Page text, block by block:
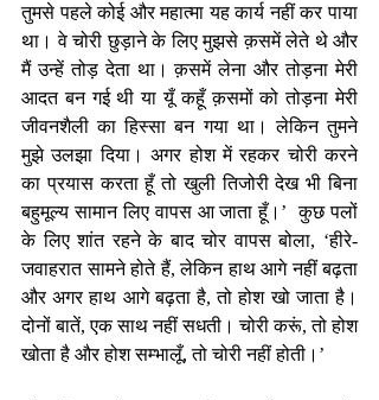
तुमसे पहले कोई और महात्मा यह कार्य नहीं कर पाया
था। वे चोरी छुड़ाने के लिए मुझसे क़समें लेते थे और
मैं उन्हें तोड़ देता था। क़समें लेना और तोड़ना मेरी
आदत बन गई थी या यूँ कहूँ क़समों को तोड़ना मेरी
जीवनशैली का हिस्सा बन गया था। लेकिन तुमने
मुझे उलझा दिया। अगर होश में रहकर चोरी करने
का प्रयास करता हूँ तो खुली तिजोरी देख भी बिना
बहुमूल्य सामान लिए वापस आ जाता हूँ।’  कुछ पलों
के लिए शांत रहने के बाद चोर वापस बोला, ‘हीरे-
जवाहरात सामने होते हैं, लेकिन हाथ आगे नहीं बढ़ता
और अगर हाथ आगे बढ़ता है, तो होश खो जाता है।
दोनों बातें, एक साथ नहीं सधती। चोरी करूं, तो होश
खोता है और होश सम्भालूँ, तो चोरी नहीं होती।’